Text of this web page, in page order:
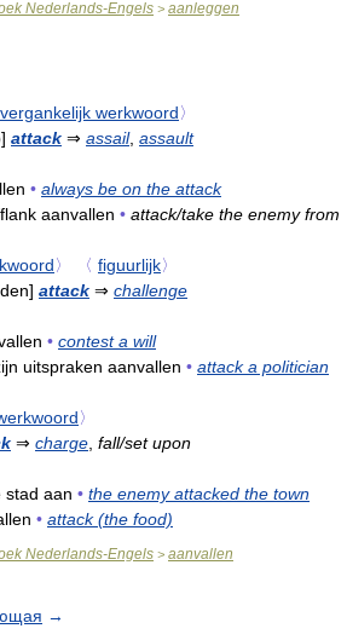
Nederlands-Engels > aanleggen
werkwoord〉
attack ⇒ assail, assault
• always be on the attack
aanvallen • attack/take the enemy from
〉 〈 figuurlijk〉
attack ⇒ challenge
• contest a will
uitspraken aanvallen • attack a politician
〉
⇒ charge fall/set upon
stad aan • the enemy attacked the town
• attack (the food)
Nederlands-Engels > aanvallen
→